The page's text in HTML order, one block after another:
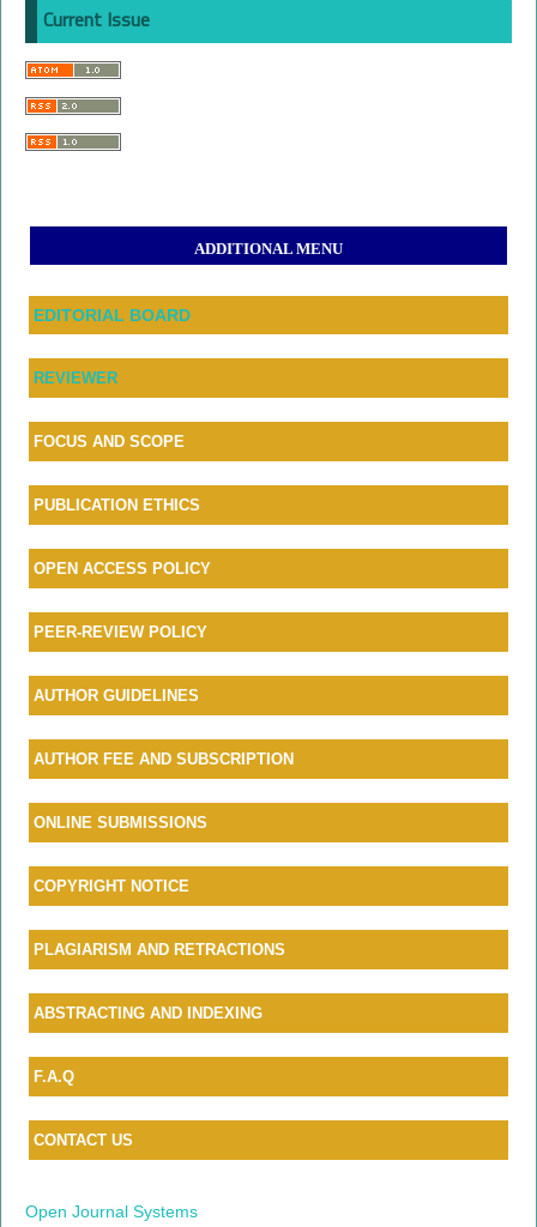
Current Issue
ADDITIONAL MENU
EDITORIAL BOARD
REVIEWER
FOCUS AND SCOPE
PUBLICATION ETHICS
OPEN ACCESS POLICY
PEER-REVIEW POLICY
AUTHOR GUIDELINES
AUTHOR FEE AND SUBSCRIPTION
ONLINE SUBMISSIONS
COPYRIGHT NOTICE
PLAGIARISM AND RETRACTIONS
ABSTRACTING AND INDEXING
F.A.Q
CONTACT US
Open Journal Systems